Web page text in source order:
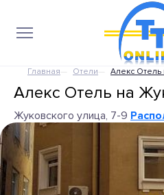
Главная Отели Алекс Отель
Алекс Отель на
Жуковского улица, 7-9